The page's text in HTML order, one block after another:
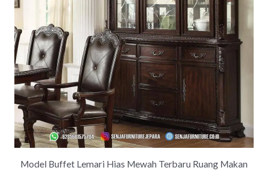
Model Buffet Lemari Hias Mewah Terbaru Ruang Makan